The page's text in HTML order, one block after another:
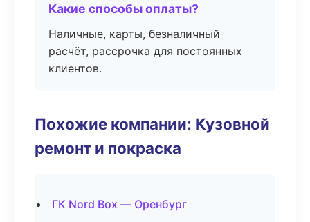
Какие способы оплаты?
Наличные, карты, безналичный
расчёт, рассрочка для постоянных
клиентов.
Похожие компании: Кузовной
ремонт и покраска
ГК Nord Box — Оренбург